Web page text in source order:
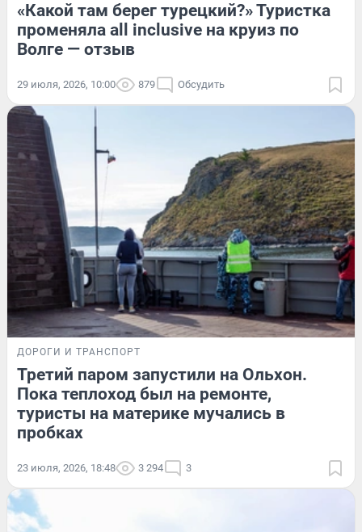
«Какой там берег турецкий?» Туристка
променяла all inclusive на круиз по
Волге — отзыв
29 июля, 2026, 10:00 879 Обсудить
ДОРОГИ И ТРАНСПОРТ
Третий паром запустили на Ольхон.
Пока теплоход был на ремонте,
туристы на материке мучались в
пробках
23 июля, 2026, 18:48 3 294 3